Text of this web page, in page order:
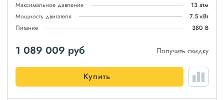
Максимальное давление
13 атм
Мощность двигателя
7.5 кВт
Питание
380 В
1 089 009 руб Получить скидку
Купить